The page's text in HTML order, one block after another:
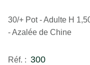
30/+ Pot - Adulte H
- Azalée de Chine
Réf. : 300